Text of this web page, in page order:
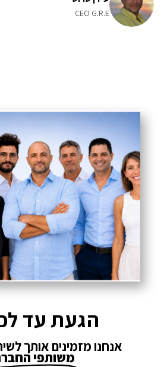
CEO G.R.E
הגעת עד
אנחנו מזמינים אותך
משותפי